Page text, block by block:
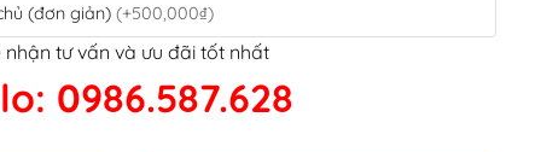
(đơn giản) (+500,000₫)
Code ngân hàng(+100,000₫)
kết google, cập nhật sitemap(+50,000₫)
tư vấn và ưu đãi tốt nhất
0986.587.628